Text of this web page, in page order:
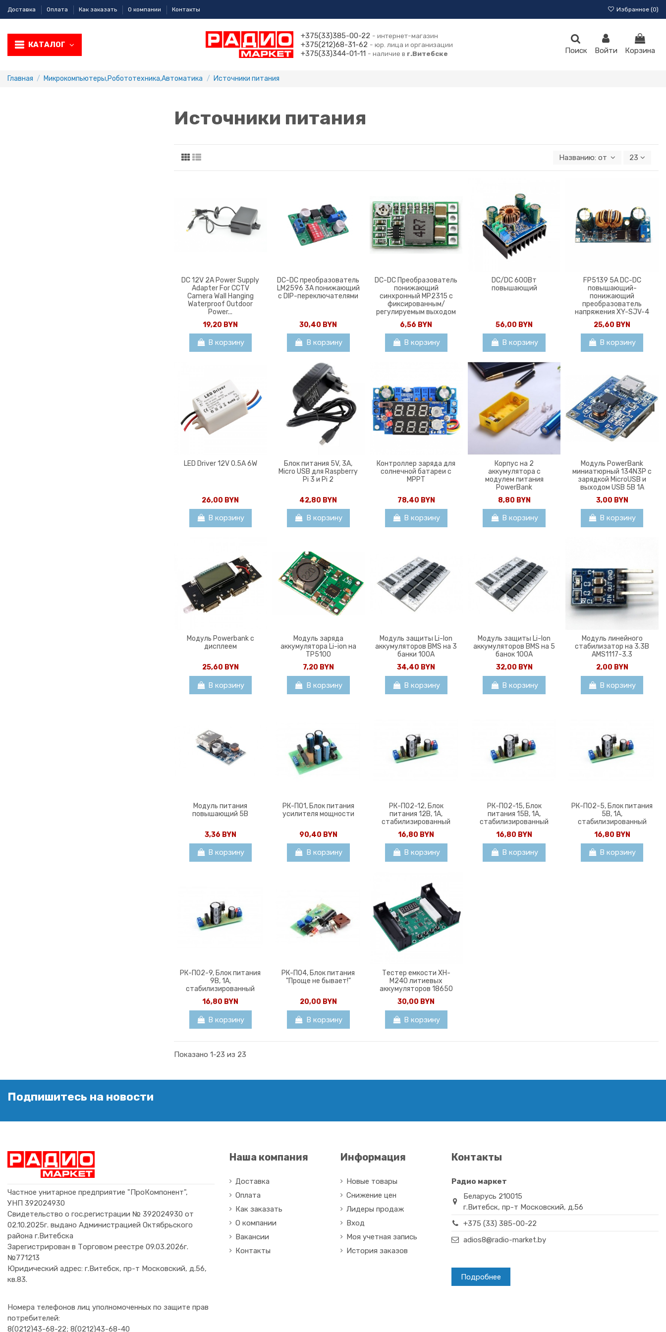
Доставка Оплата Как заказать О компании Контакты Избранное (0)
КАТАЛОГ
+375(33)385-00-22 - интернет-магазин
+375(212)68-31-62 - юр. лица и организации
+375(33)344-01-11 - наличие в г.Витебскe Поиск Войти Корзина
Главная Микрокомпьютеры,Робототехника,Aвтоматика Источники питания
Источники питания
Названию: от А к Я 23
DC 12V 2A Power Supply
Adapter For CCTV
Camera Wall Hanging
Waterproof Outdoor
Power...
19,20 BYN
В корзину
DC-DC преобразователь
LM2596 3A понижающий
с DIP-переключателями
30,40 BYN
В корзину
DC-DC Преобразователь
понижающий
синхронный MP2315 c
фиксированным/
регулируемым выходом
6,56 BYN
В корзину
DC/DC 600Вт
повышающий
56,00 BYN
В корзину
FP5139 5А DC-DC
повышающий-
понижающий
преобразователь
напряжения XY-SJV-4
25,60 BYN
В корзину
LED Driver 12V 0.5A 6W
26,00 BYN
В корзину
Блок питания 5V, 3A,
Micro USB для Raspberry
Pi 3 и Pi 2
42,80 BYN
В корзину
Контроллер заряда для
солнечной батареи с
MPPT
78,40 BYN
В корзину
Корпус на 2
аккумулятора с
модулем питания
PowerBank
8,80 BYN
В корзину
Модуль PowerBank
миниатюрный 134N3P с
зарядкой MicroUSB и
выходом USB 5В 1А
3,00 BYN
В корзину
Модуль Powerbank с
дисплеем
25,60 BYN
В корзину
Модуль заряда
аккумулятора Li-ion на
ТР5100
7,20 BYN
В корзину
Модуль защиты Li-Ion
аккумуляторов BMS на 3
банки 100A
34,40 BYN
В корзину
Модуль защиты Li-Ion
аккумуляторов BMS на 5
банок 100A
32,00 BYN
В корзину
Модуль линейного
стабилизатор на 3.3В
AMS1117-3.3
2,00 BYN
В корзину
Модуль питания
повышающий 5В
3,36 BYN
В корзину
РК-П01, Блок питания
усилителя мощности
90,40 BYN
В корзину
РК-П02-12, Блок
питания 12В, 1А,
стабилизированный
16,80 BYN
В корзину
РК-П02-15, Блок
питания 15В, 1А,
стабилизированный
16,80 BYN
В корзину
РК-П02-5, Блок питания
5В, 1А,
стабилизированный
16,80 BYN
В корзину
РК-П02-9, Блок питания
9В, 1А,
стабилизированный
16,80 BYN
В корзину
РК-П04, Блок питания
"Проще не бывает!"
20,00 BYN
В корзину
Тестер емкости XH-
M240 литиевых
аккумуляторов 18650
30,00 BYN
В корзину
Показано 1-23 из 23
Подпишитесь на новости
Наша компания
Доставка
Оплата
Как заказать
О компании
Вакансии
Контакты
Информация
Новые товары
Снижение цен
Лидеры продаж
Вход
Моя учетная запись
История заказов
Контакты
Радио маркет
Беларусь 210015
г.Витебск, пр-т Московский, д.56
+375 (33) 385-00-22
adios8@radio-market.by
Подробнее
Частное унитарное предприятие "ПроКомпонент",
УНП 392024930
Свидетельство о гос.регистрации № 392024930 от
02.10.2025г. выдано Администрацией Октябрьского
района г.Витебска
Зарегистрирован в Торговом реестре 09.03.2026г.
№771213
Юридический адрес: г.Витебск, пр-т Московский, д.56,
кв.83.
Номера телефонов лиц уполномоченных по защите прав
потребителей:
8(0212)43-68-22; 8(0212)43-68-40